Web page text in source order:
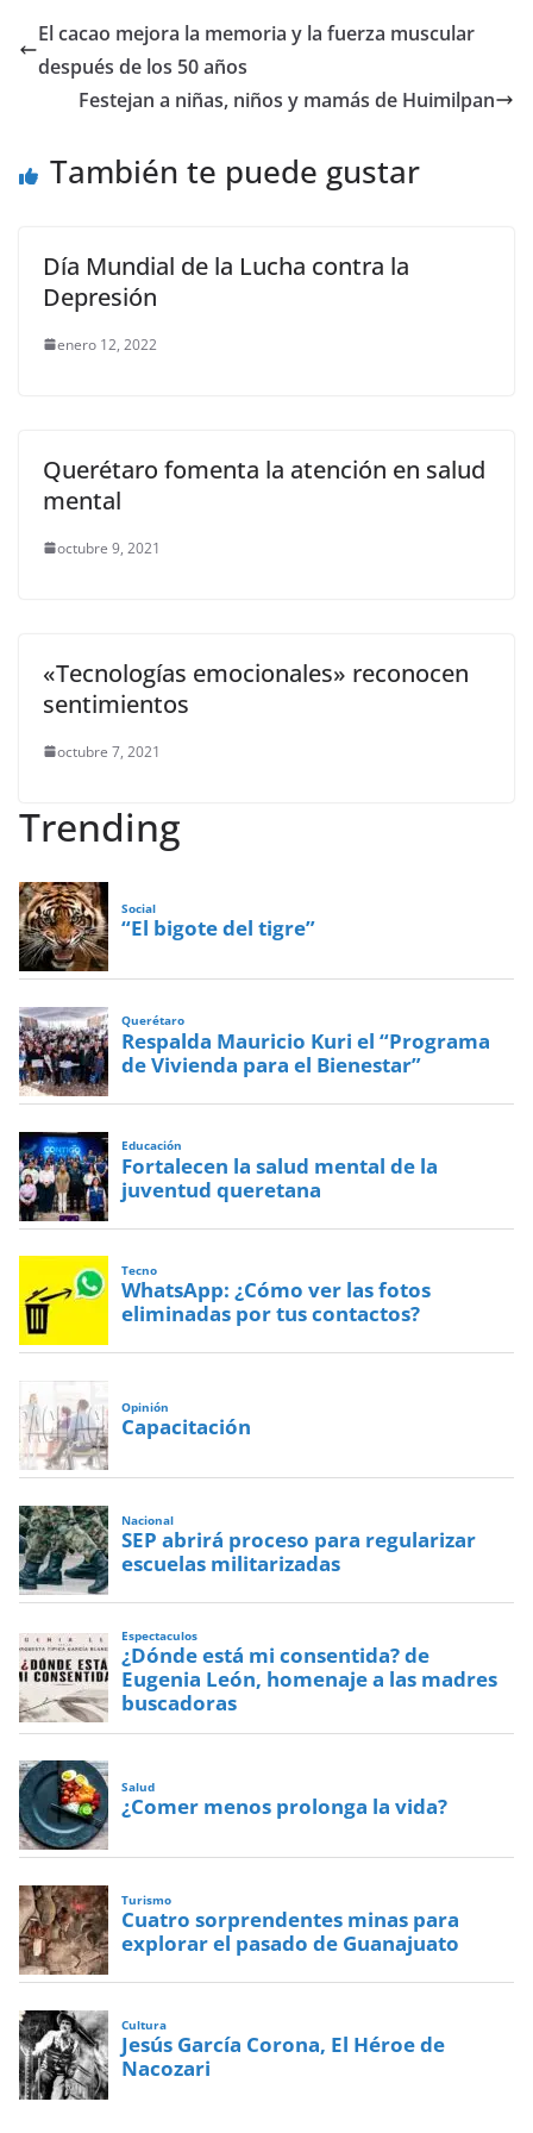
e
b
o
k
er l s
A
p
y
n
gr
m
e
El cacao mejora la memoria y la fuerza muscular
después de los 50 años
Festejan a niñas, niños y mamás de Huimilpan
También te puede gustar
Día Mundial de la Lucha contra la
Depresión
enero 12, 2022
Querétaro fomenta la atención en salud
mental
octubre 9, 2021
«Tecnologías emocionales» reconocen
sentimientos
octubre 7, 2021
Trending
Social
“El bigote del tigre”
Querétaro
Respalda Mauricio Kuri el “Programa
de Vivienda para el Bienestar”
Educación
Fortalecen la salud mental de la
juventud queretana
Tecno
WhatsApp: ¿Cómo ver las fotos
eliminadas por tus contactos?
Opinión
Capacitación
Nacional
SEP abrirá proceso para regularizar
escuelas militarizadas
Espectaculos
¿Dónde está mi consentida? de
Eugenia León, homenaje a las madres
buscadoras
Salud
¿Comer menos prolonga la vida?
Turismo
Cuatro sorprendentes minas para
explorar el pasado de Guanajuato
Cultura
Jesús García Corona, El Héroe de
Nacozari